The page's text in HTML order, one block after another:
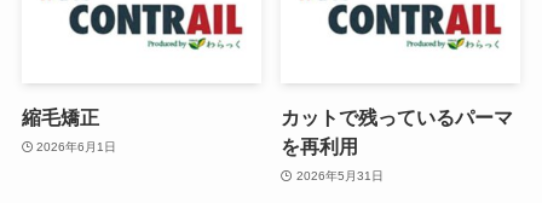
縮毛矯正
2026年6月1日
カットで残っているパーマ
を再利用
2026年5月31日